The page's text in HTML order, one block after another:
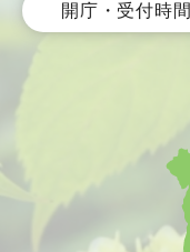
開庁・受付時間